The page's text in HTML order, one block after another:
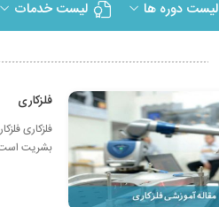
لیست دوره ها لیست خدمات
فلزکاری
فلزکاری
بشریت